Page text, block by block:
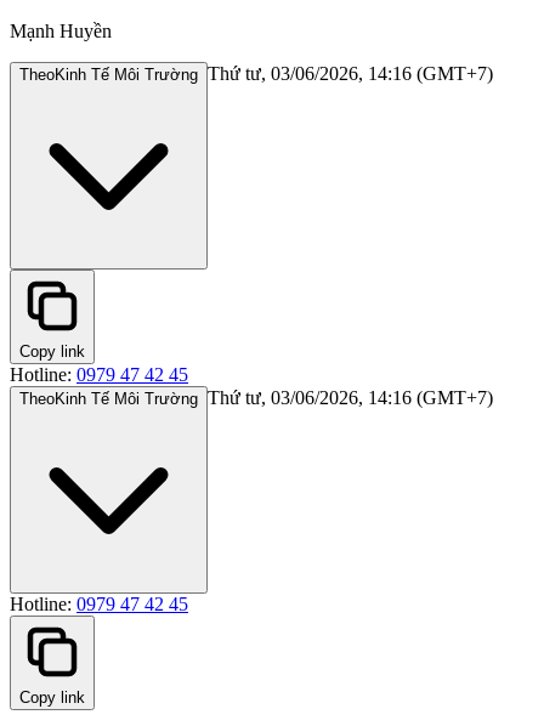
Mạnh Huyền
TheoKinh Tế Môi Trường Thứ tư, 03/06/2026, 14:16 (GMT+7)
Copy link
Hotline: 0979 47 42 45
TheoKinh Tế Môi Trường Thứ tư, 03/06/2026, 14:16 (GMT+7)
Hotline: 0979 47 42 45
Copy link